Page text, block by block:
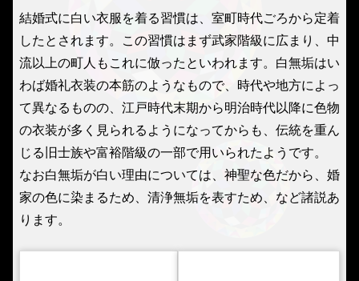
結婚式に白い衣服を着る習慣は、室町時代ごろから定着
したとされます。この習慣はまず武家階級に広まり、中
流以上の町人もこれに倣ったといわれます。白無垢はい
わば婚礼衣装の本筋のようなもので、時代や地方によっ
て異なるものの、江戸時代末期から明治時代以降に色物
の衣装が多く見られるようになってからも、伝統を重ん
じる旧士族や富裕階級の一部で用いられたようです。
なお白無垢が白い理由については、神聖な色だから、婚
家の色に染まるため、清浄無垢を表すため、など諸説あ
ります。